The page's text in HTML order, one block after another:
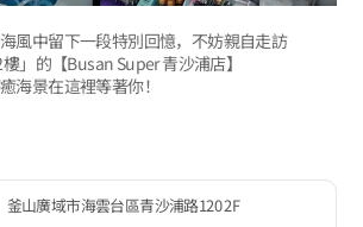
風中留下一段特別回憶，不妨親自走訪
」的【Busan Super 青沙浦店】
海景在這裡等著你！
釜山廣域市海雲台區青沙浦路120 2F